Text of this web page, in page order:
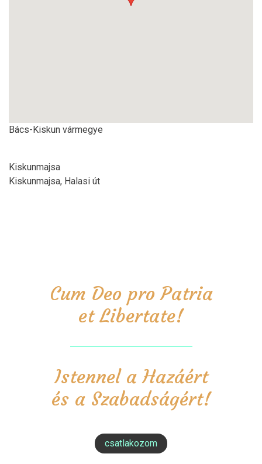
Bács-Kiskun vármegye
Kiskunmajsa
Kiskunmajsa, Halasi út
Cum Deo pro Patria
et Libertate!
Istennel a Hazáért
és a Szabadságért!
csatlakozom